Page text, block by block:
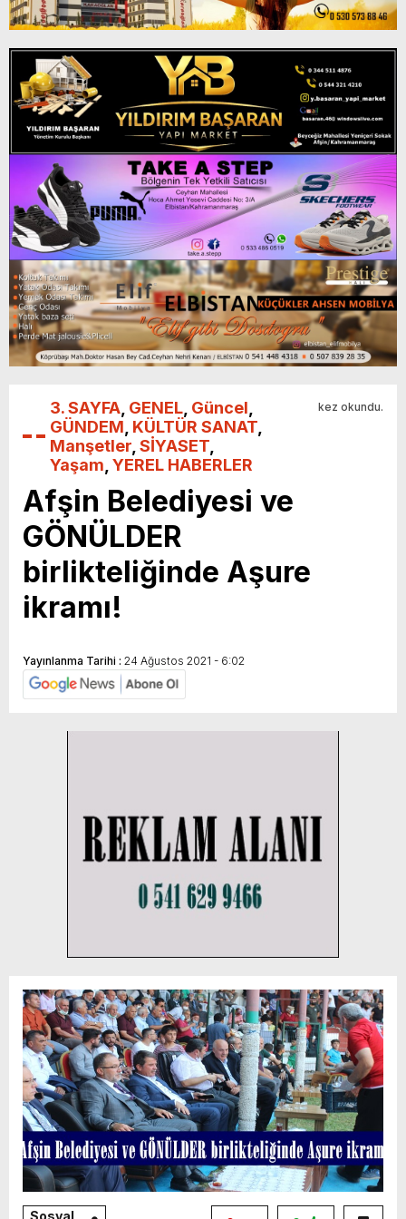
3. SAYFA GENEL Güncel
GÜNDEM KÜLTÜR SANAT
Manşetler SİYASET
Yaşam YEREL HABERLER
kez okundu.
Afşin Belediyesi ve
GÖNÜLDER
birlikteliğinde Aşure
ikramı!
Yayınlanma Tarihi : 24 Ağustos 2021 - 6:02